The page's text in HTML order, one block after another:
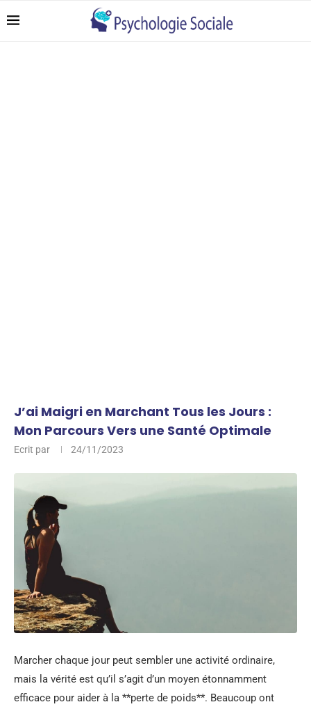
J’ai Maigri en Marchant Tous les Jours :
Mon Parcours Vers une Santé Optimale
Ecrit par 24/11/2023
Marcher chaque jour peut sembler une activité ordinaire,
mais la vérité est qu’il s’agit d’un moyen étonnamment
efficace pour aider à la **perte de poids**. Beaucoup ont